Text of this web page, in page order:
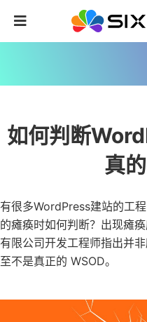
如何判断
真
有很多WordPress建站的工
的瘫痪时如何判断？出现瘫
有限公司开发工程师指出并
至不是真正的 WSOD。